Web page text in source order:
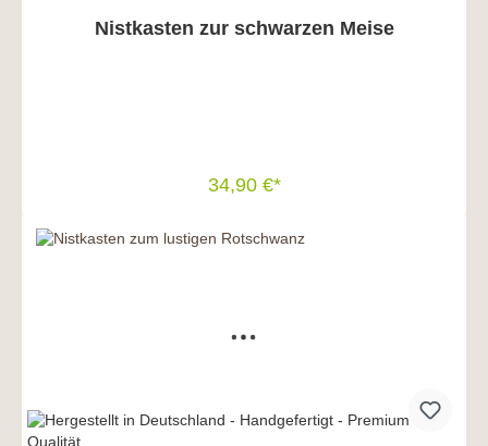
Nistkasten zur schwarzen Meise
34,90 €*
In den Warenkorb